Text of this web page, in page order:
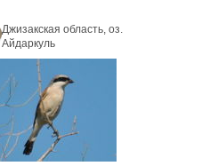
Джизакская область, оз.
Айдаркуль